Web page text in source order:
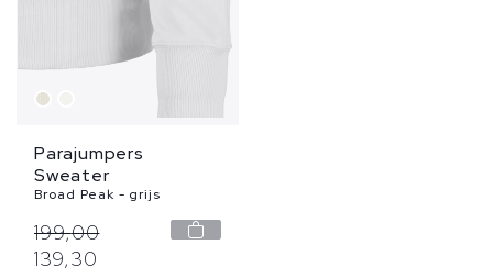
Parajumpers
Sweater
Broad Peak - grijs
199,00
139,30